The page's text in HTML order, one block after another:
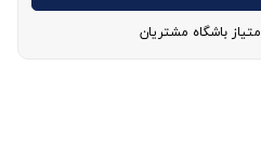
باشگاه مشتریان